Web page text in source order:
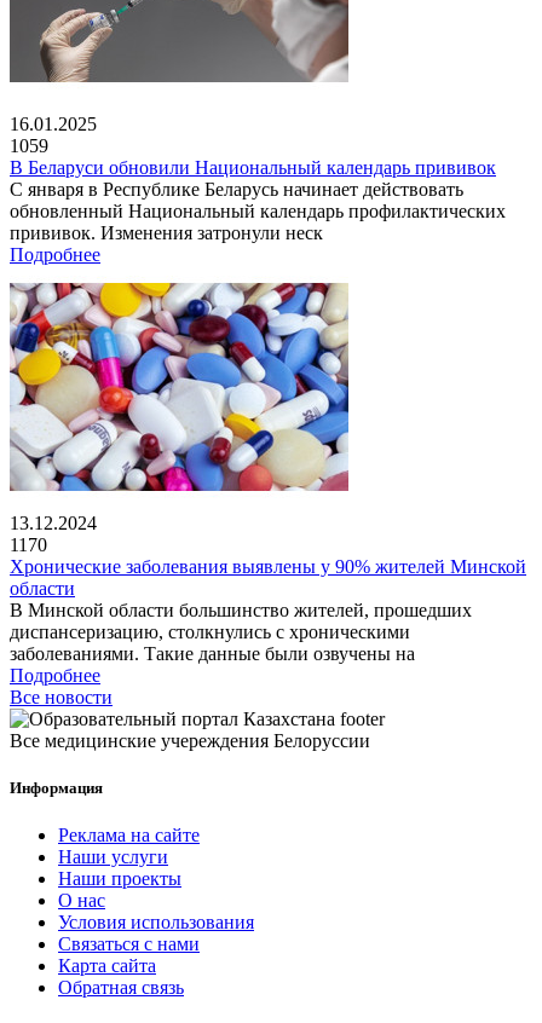
16.01.2025
1059
В Беларуси обновили Национальный календарь прививок
С января в Республике Беларусь начинает действовать
обновленный Национальный календарь профилактических
прививок. Изменения затронули неск
Подробнее
13.12.2024
1170
Хронические заболевания выявлены у 90% жителей Минской
области
В Минской области большинство жителей, прошедших
диспансеризацию, столкнулись с хроническими
заболеваниями. Такие данные были озвучены на
Подробнее
Все новости
Все медицинские учереждения Белоруссии
Информация
Реклама на сайте
Наши услуги
Наши проекты
О нас
Условия использования
Связаться с нами
Карта сайта
Обратная связь